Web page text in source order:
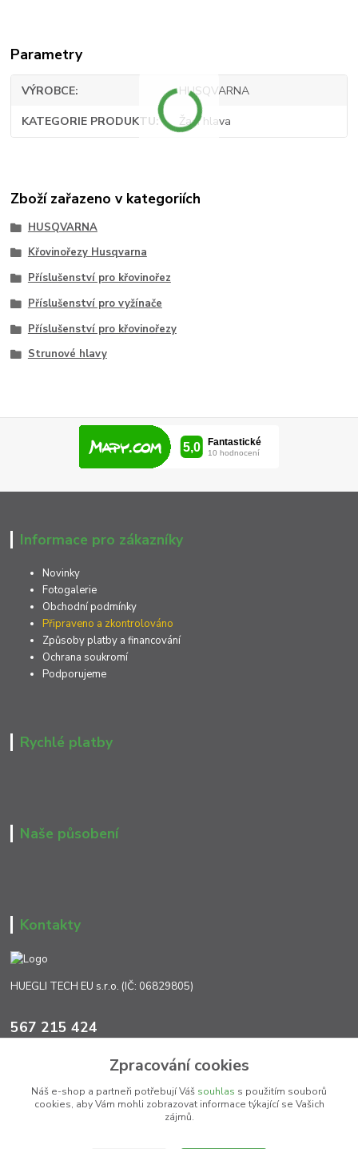
Parametry
VÝROBCE HUSQVARNA
KATEGORIE PRODUKTU Žací hlava
Zboží zařazeno v kategoriích
HUSQVARNA
Křovinořezy Husqvarna
Příslušenství pro křovinořez
Příslušenství pro vyžínače
Příslušenství pro křovinořezy
Strunové hlavy
Informace pro zákazníky
Novinky
Fotogalerie
Obchodní podmínky
Připraveno a zkontrolováno
Způsoby platby a financování
Ochrana soukromí
Podporujeme
Rychlé platby
Naše působení
Kontakty
HUEGLI TECH EU s.r.o. (IČ: 06829805)
567 215 424
Zpracování cookies
Náš e-shop a partneři potřebují Váš souhlas s použitím souborů
cookies, aby Vám mohli zobrazovat informace týkající se Vašich
zájmů.